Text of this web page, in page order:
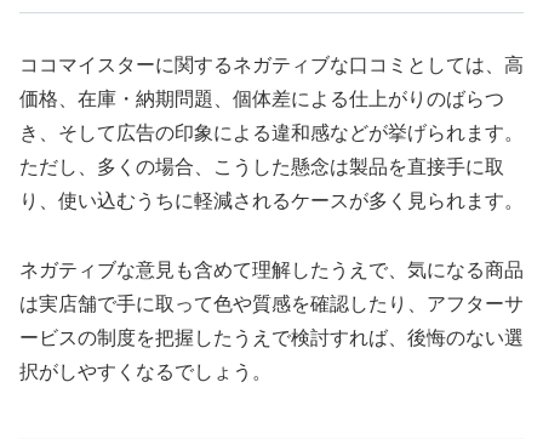
ココマイスターに関するネガティブな口コミとしては、高
価格、在庫・納期問題、個体差による仕上がりのばらつ
き、そして広告の印象による違和感などが挙げられます。
ただし、多くの場合、こうした懸念は製品を直接手に取
り、使い込むうちに軽減されるケースが多く見られます。
ネガティブな意見も含めて理解したうえで、気になる商品
は実店舗で手に取って色や質感を確認したり、アフターサ
ービスの制度を把握したうえで検討すれば、後悔のない選
択がしやすくなるでしょう。